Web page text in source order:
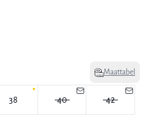
Maattabel
38 40 42